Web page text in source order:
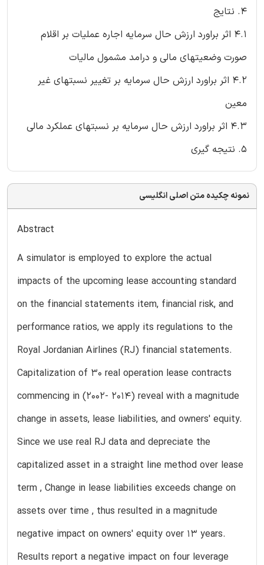
4. نتایج
4.1 اثر براورد ارزش حال سرمایه اجاره عملیات بر اقلام
صورت وضعیتهای مالی و درامد مشمول مالیات
4.2 اثر براورد ارزش حال سرمایه بر تغییر نسبتهای غیر
معین
4.3 اثر براورد ارزش حال سرمایه بر نسبتهای عملکرد مالی
5. نتیجه گیری
نمونه چکیده متن اصلی انگلیسی
Abstract
A simulator is employed to explore the actual
impacts of the upcoming lease accounting standard
on the financial statements item, financial risk, and
performance ratios, we apply its regulations to the
Royal Jordanian Airlines (RJ) financial statements.
Capitalization of 30 real operation lease contracts
commencing in (2002- 2014) reveal with a magnitude
change in assets, lease liabilities, and owners' equity.
Since we use real RJ data and depreciate the
capitalized asset in a straight line method over lease
term , Change in lease liabilities exceeds change on
assets over time , thus resulted in a magnitude
negative impact on owners' equity over 13 years.
Results report a negative impact on four leverage